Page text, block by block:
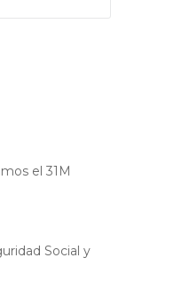
el 31M
Social y